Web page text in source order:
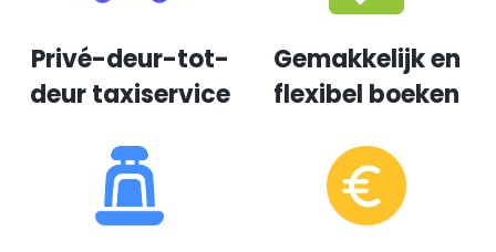
Privé-deur-tot-
deur taxiservice
Gemakkelijk en
flexibel boeken